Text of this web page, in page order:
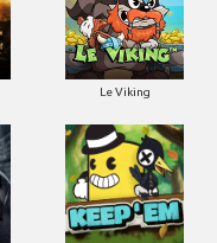
Le Viking